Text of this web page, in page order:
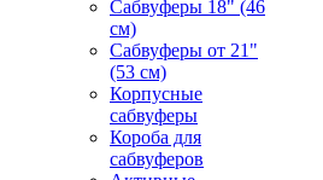
Сабвуферы 18" (46
см)
Сабвуферы от 21"
(53 см)
Корпусные
сабвуферы
Короба для
сабвуферов